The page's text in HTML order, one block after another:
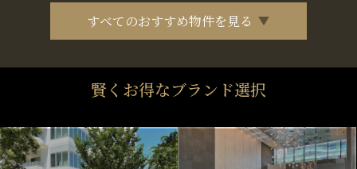
すべてのおすすめ物件を見る
賢くお得なブランド選択